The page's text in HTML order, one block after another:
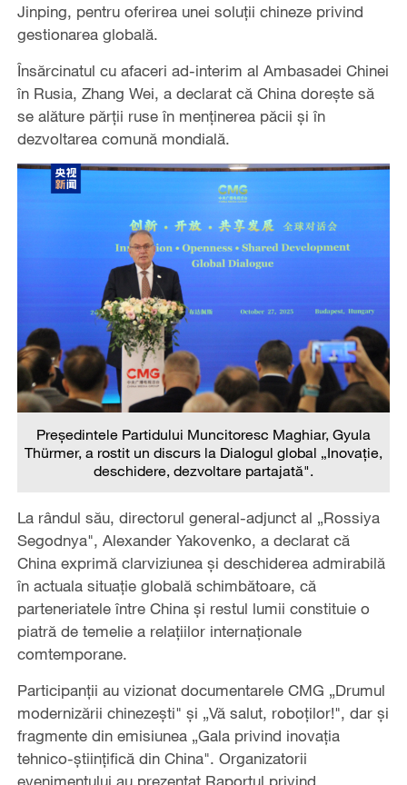
Jinping, pentru oferirea unei soluții chineze privind
gestionarea globală.
Însărcinatul cu afaceri ad-interim al Ambasadei Chinei
în Rusia, Zhang Wei, a declarat că China dorește să
se alăture părții ruse în menținerea păcii și în
dezvoltarea comună mondială.
Președintele Partidului Muncitoresc Maghiar, Gyula
Thürmer, a rostit un discurs la Dialogul global „Inovație,
deschidere, dezvoltare partajată".
La rândul său, directorul general-adjunct al „Rossiya
Segodnya", Alexander Yakovenko, a declarat că
China exprimă clarviziunea și deschiderea admirabilă
în actuala situație globală schimbătoare, că
parteneriatele între China și restul lumii constituie o
piatră de temelie a relațiilor internaționale
comtemporane.
Participanții au vizionat documentarele CMG „Drumul
modernizării chinezești" și „Vă salut, roboților!", dar și
fragmente din emisiunea „Gala privind inovația
tehnico-științifică din China". Organizatorii
evenimentului au prezentat Raportul privind